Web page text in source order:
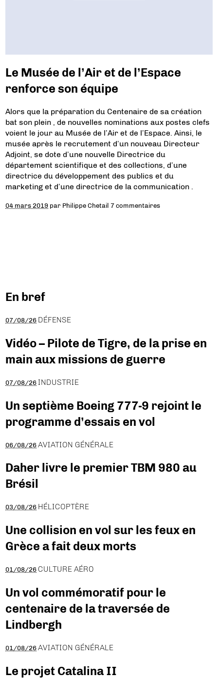
Le Musée de l’Air et de l’Espace
renforce son équipe
Alors que la préparation du Centenaire de sa création
bat son plein , de nouvelles nominations aux postes clefs
voient le jour au Musée de l’Air et de l’Espace. Ainsi, le
musée après le recrutement d’un nouveau Directeur
Adjoint, se dote d’une nouvelle Directrice du
département scientifique et des collections, d’une
directrice du développement des publics et du
marketing et d’une directrice de la communication .
04 mars 2019 par Philippe Chetail 7 commentaires
En bref
07/08/26 DÉFENSE
Vidéo – Pilote de Tigre, de la prise en
main aux missions de guerre
07/08/26 INDUSTRIE
Un septième Boeing 777-9 rejoint le
programme d’essais en vol
06/08/26 AVIATION GÉNÉRALE
Daher livre le premier TBM 980 au
Brésil
03/08/26 HÉLICOPTÈRE
Une collision en vol sur les feux en
Grèce a fait deux morts
01/08/26 CULTURE AÉRO
Un vol commémoratif pour le
centenaire de la traversée de
Lindbergh
01/08/26 AVIATION GÉNÉRALE
Le projet Catalina II